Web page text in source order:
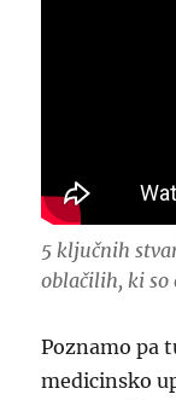
5 ključnih
oblačilih, ki so
Poznamo pa
medicinsko